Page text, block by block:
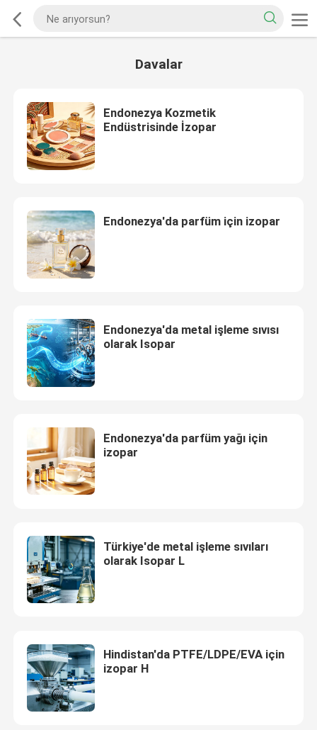
Davalar
Endonezya Kozmetik
Endüstrisinde İzopar
Endonezya'da parfüm için izopar
Endonezya'da metal işleme sıvısı
olarak Isopar
Endonezya'da parfüm yağı için
izopar
Türkiye'de metal işleme sıvıları
olarak Isopar L
Hindistan'da PTFE/LDPE/EVA için
izopar H